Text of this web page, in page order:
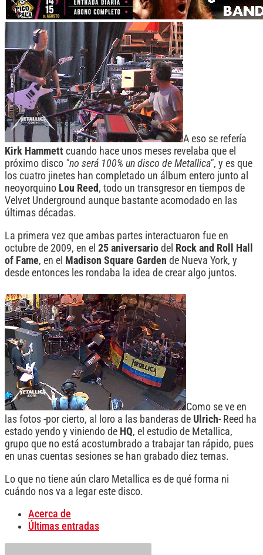
A eso se refería
Kirk Hammett cuando hace unos meses revelaba que el
próximo disco "no será 100% un disco de Metallica", y es que
los cuatro jinetes han completado un álbum entero junto al
neoyorquino Lou Reed , todo un transgresor en tiempos de
Velvet Underground aunque bastante acomodado en las
últimas décadas.
La primera vez que ambas partes interactuaron fue en
octubre de 2009, en el 25 aniversario del Rock and Roll Hall
of Fame, en el Madison Square Garden de Nueva York, y
desde entonces les rondaba la idea de crear algo juntos.
Como se ve en
las fotos -por cierto, al loro a las banderas de Ulrich- Reed ha
estado yendo y viniendo de HQ, el estudio de Metallica,
grupo que no está acostumbrado a trabajar tan rápido, pues
en unas cuentas sesiones se han grabado diez temas.
Lo que no tiene aún claro Metallica es de qué forma ni
cuándo nos va a legar este disco.
Acerca de
Últimas entradas